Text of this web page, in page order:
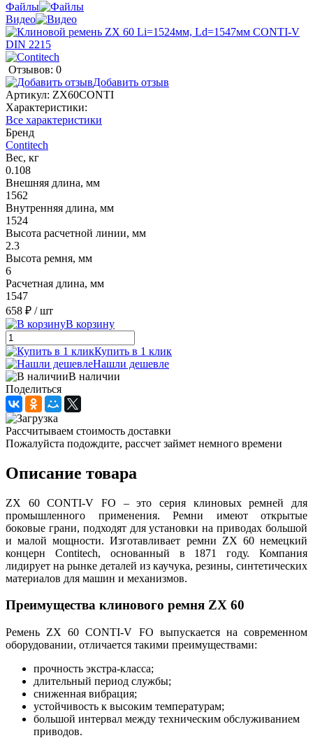
Файлы
Видео
Отзывов: 0
Добавить отзыв
Артикул: ZX60CONTI
Характеристики:
Все характеристики
Бренд
Contitech
Вес, кг
0.108
Внешняя длина, мм
1562
Внутренняя длина, мм
1524
Высота расчетной линии, мм
2.3
Высота ремня, мм
6
Расчетная длина, мм
1547
658 ₽ / шт
В корзину
Купить в 1 клик
Нашли дешевле
В наличии
Поделиться
Рассчитываем стоимость доставки
Пожалуйста подождите, рассчет займет немного времени
Описание товара
ZX 60 CONTI-V FO – это серия клиновых ремней для
промышленного применения. Ремни имеют открытые
боковые грани, подходят для установки на приводах большой
и малой мощности. Изготавливает ремни ZX 60 немецкий
концерн Contitech, основанный в 1871 году. Компания
лидирует на рынке деталей из каучука, резины, синтетических
материалов для машин и механизмов.
Преимущества клинового ремня ZX 60
Ремень ZX 60 CONTI-V FO выпускается на современном
оборудовании, отличается такими преимуществами:
прочность экстра-класса;
длительный период службы;
сниженная вибрация;
устойчивость к высоким температурам;
большой интервал между техническим обслуживанием
приводов.